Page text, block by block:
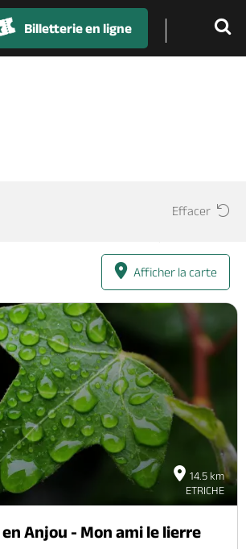
Billetterie en ligne
Effacer
Afficher la carte
14.5 km
ETRICHE
Anjou - Mon ami le lierre